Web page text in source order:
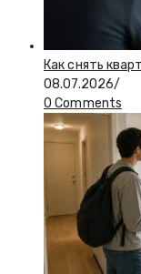
Как снять
08.07.2026/
0 Comments